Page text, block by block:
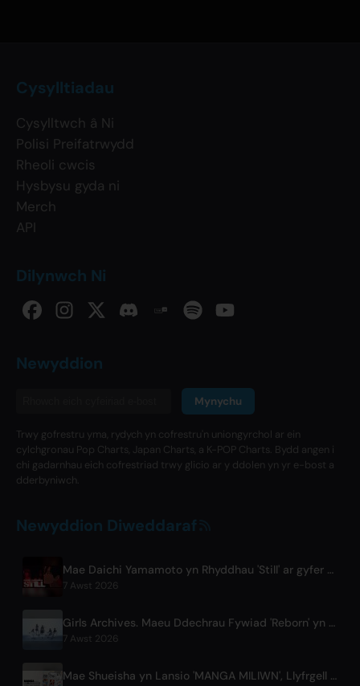
Cysylltiadau
Cysylltwch â Ni
Polisi Preifatrwydd
Rheoli cwcis
Hysbysu gyda ni
Merch
API
Dilynwch Ni
Newyddion
Mynychu
Trwy gofrestru yma, rydych yn cofrestru'n uniongyrchol ar ein
cylchgronau Pop Charts, Japan Charts, a K-POP Charts. Bydd angen i
chi gadarnhau eich cofrestriad trwy glicio ar y ddolen yn yr e-bost a
dderbyniwch.
Newyddion Diweddaraf
Mae Daichi Yamamoto yn Rhyddhau 'Still' ar gyfer yr Anime Hip-Hop 'Shadow Beat'
7 Awst 2026
Girls Archives. Maeu Ddechrau Fywiad 'Reborn' yn Themâu i Ffilm Netflix
7 Awst 2026
Mae Shueisha yn Lansio 'MANGA MILIWN', Llyfrgell Fyd-eang Am Ddim o 400 Teitl Manga